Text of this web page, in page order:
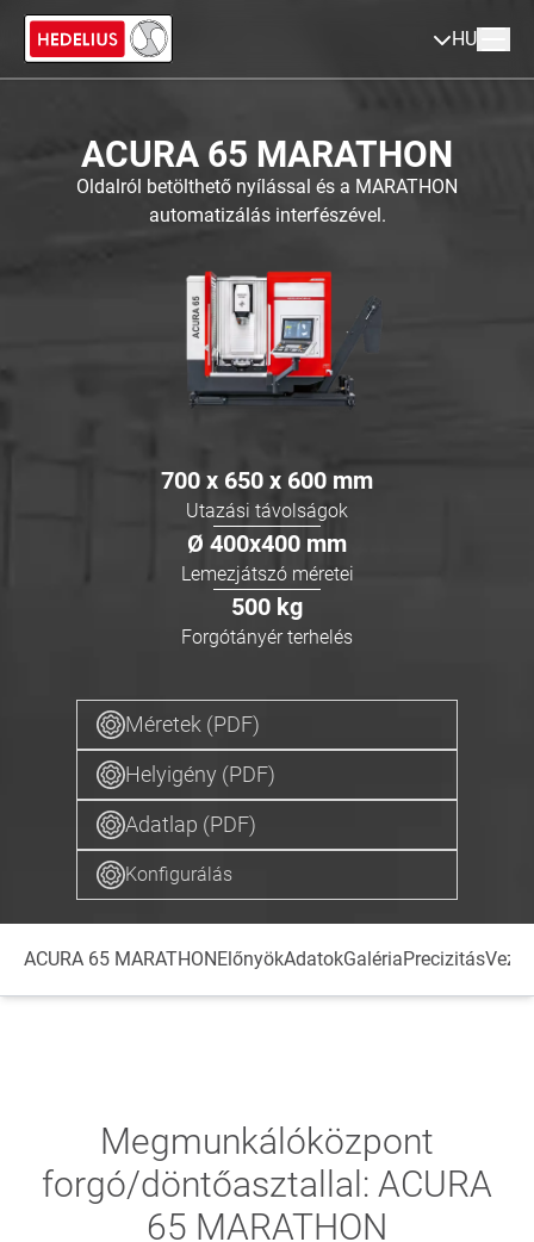
HU
ACURA 65 MARATHON
Oldalról betölthető nyílással és a MARATHON
automatizálás interfészével.
700 x 650 x 600 mm
Utazási távolságok
Ø 400x400 mm
Lemezjátszó méretei
500 kg
Forgótányér terhelés
Méretek (PDF)
Helyigény (PDF)
Adatlap (PDF)
Konfigurálás
ACURA 65 MARATHONElőnyökAdatokGalériaPrecizitás
Megmunkálóközpont
forgó/döntőasztallal: ACURA
65 MARATHON